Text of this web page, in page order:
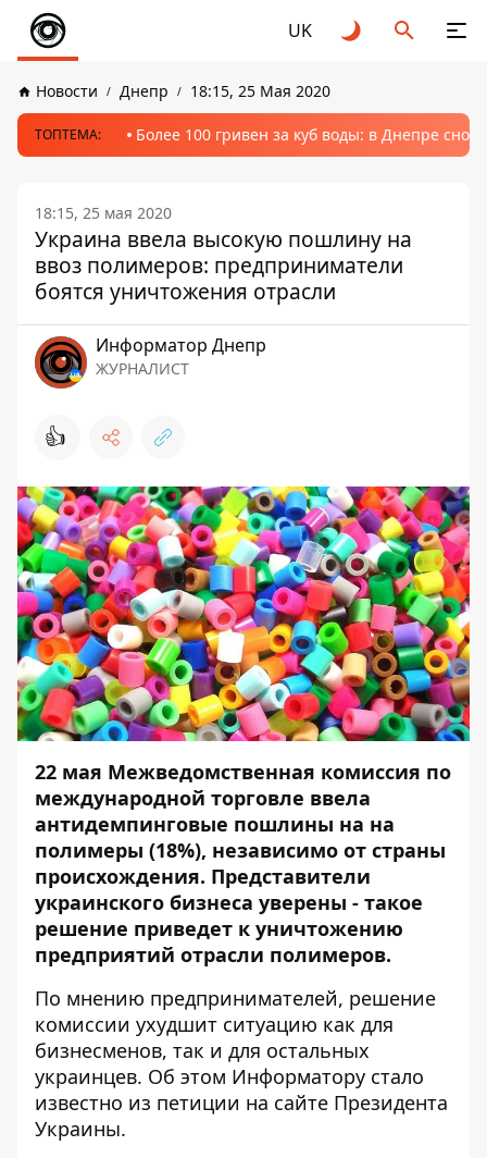
UK
Новости Днепр 18:15, 25 Мая 2020
ТОПТЕМА: Более 100 гривен за куб воды: в Днепре
18:15, 25 мая 2020
Украина ввела высокую пошлину на
ввоз полимеров: предприниматели
боятся уничтожения отрасли
Информатор Днепр
ЖУРНАЛИСТ
👍
22 мая Межведомственная комиссия по
международной торговле ввела
антидемпинговые пошлины на на
полимеры (18%), независимо от страны
происхождения. Представители
украинского бизнеса уверены - такое
решение приведет к уничтожению
предприятий отрасли полимеров.
По мнению предпринимателей, решение
комиссии ухудшит ситуацию как для
бизнесменов, так и для остальных
украинцев. Об этом Информатору стало
известно из петиции на сайте Президента
Украины.